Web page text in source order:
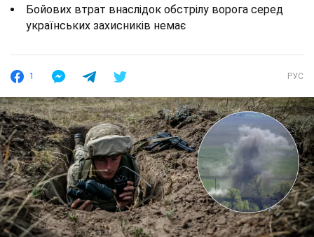
Бойових втрат внаслідок обстрілу ворога серед
українських захисників немає
1 РУС